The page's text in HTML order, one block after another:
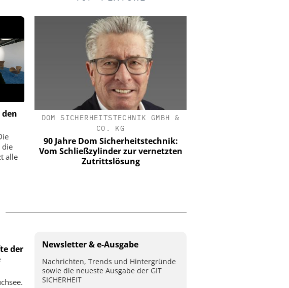
die
alle
DOM SICHERHEITSTECHNIK GMBH &
CO. KG
90 Jahre Dom Sicherheitstechnik:
Vom Schließzylinder zur vernetzten
Zutrittslösung
der
Newsletter & e-Ausgabe
Nachrichten, Trends und Hintergründe
sowie die neueste Ausgabe der GIT
SICHERHEIT